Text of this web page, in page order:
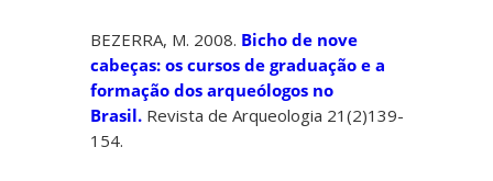
BEZERRA, M. 2008. Bicho de nove
cabeças: os cursos de graduação e a
formação dos arqueólogos no
Brasil. Revista de Arqueologia 21(2)139-
154.